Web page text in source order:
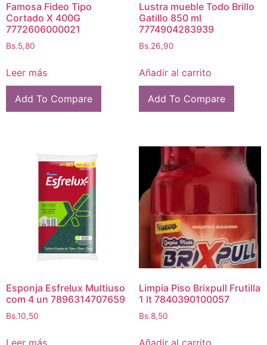
Famosa Fideo Tipo
Cortado X 400G
7772606000021
Bs.5,80
Leer más
Add To Compare
Lustra mueble Todo Brillo
Gatillo 850 ml
7774904283939
Bs.26,90
Añadir al carrito
Add To Compare
Esponja Esfrelux Multiuso
com 4 un 7896314707659
Bs.10,50
Leer más
Limpia Piso Brixpull Frutilla
1 lt 7840390100057
Bs.8,50
Añadir al carrito